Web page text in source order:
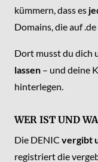
kümmern, dass es
Domains, die auf
Dort musst du dich
lassen – und deine
hinterlegen.
WER IST UND
Die DENIC vergibt
registriert die